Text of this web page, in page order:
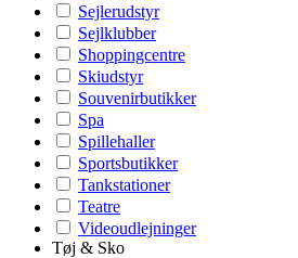
Sejlerudstyr
Sejlklubber
Shoppingcentre
Skiudstyr
Souvenirbutikker
Spa
Spillehaller
Sportsbutikker
Tankstationer
Teatre
Videoudlejninger
Tøj & Sko